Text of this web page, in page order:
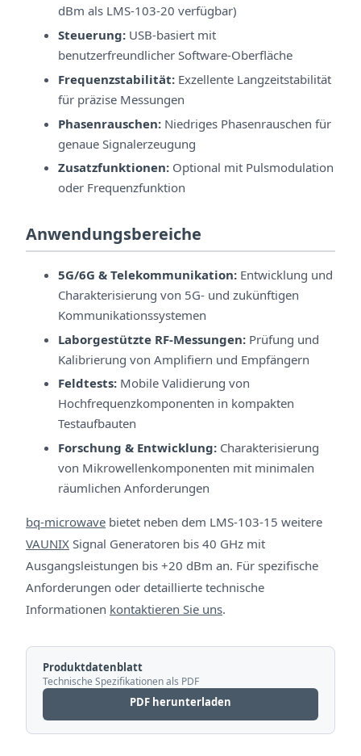
dBm als LMS-103-20 verfügbar)
Steuerung: USB-basiert mit
benutzerfreundlicher Software-Oberfläche
Frequenzstabilität: Exzellente Langzeitstabilität
für präzise Messungen
Phasenrauschen: Niedriges Phasenrauschen für
genaue Signalerzeugung
Zusatzfunktionen: Optional mit Pulsmodulation
oder Frequenzfunktion
Anwendungsbereiche
5G/6G & Telekommunikation: Entwicklung und
Charakterisierung von 5G- und zukünftigen
Kommunikationssystemen
Laborgestützte RF-Messungen: Prüfung und
Kalibrierung von Amplifiern und Empfängern
Feldtests: Mobile Validierung von
Hochfrequenzkomponenten in kompakten
Testaufbauten
Forschung & Entwicklung: Charakterisierung
von Mikrowellenkomponenten mit minimalen
räumlichen Anforderungen
bq-microwave bietet neben dem LMS-103-15 weitere
VAUNIX Signal Generatoren bis 40 GHz mit
Ausgangsleistungen bis +20 dBm an. Für spezifische
Anforderungen oder detaillierte technische
Informationen kontaktieren Sie uns.
Produktdatenblatt
Technische Spezifikationen als PDF
PDF herunterladen